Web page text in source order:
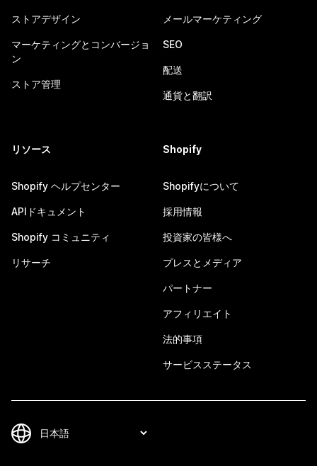
ストアデザイン
マーケティングとコンバージョ
ン
ストア管理
メールマーケティング
SEO
配送
通貨と翻訳
リソース
Shopify ヘルプセンター
APIドキュメント
Shopify コミュニティ
リサーチ
Shopify
Shopifyについて
採用情報
投資家の皆様へ
プレスとメディア
パートナー
アフィリエイト
法的事項
サービスステータス